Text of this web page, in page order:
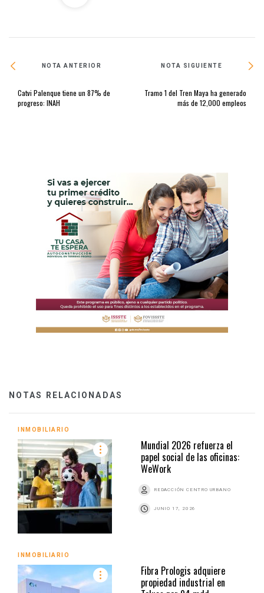
NOTA ANTERIOR
Catvi Palenque tiene un 87% de
progreso: INAH
NOTA SIGUIENTE
Tramo 1 del Tren Maya ha generado
más de 12,000 empleos
NOTAS RELACIONADAS
INMOBILIARIO
Mundial 2026 refuerza el
papel social de las oficinas:
WeWork
REDACCIÓN CENTRO URBANO
JUNIO 17, 2026
INMOBILIARIO
Fibra Prologis adquiere
propiedad industrial en